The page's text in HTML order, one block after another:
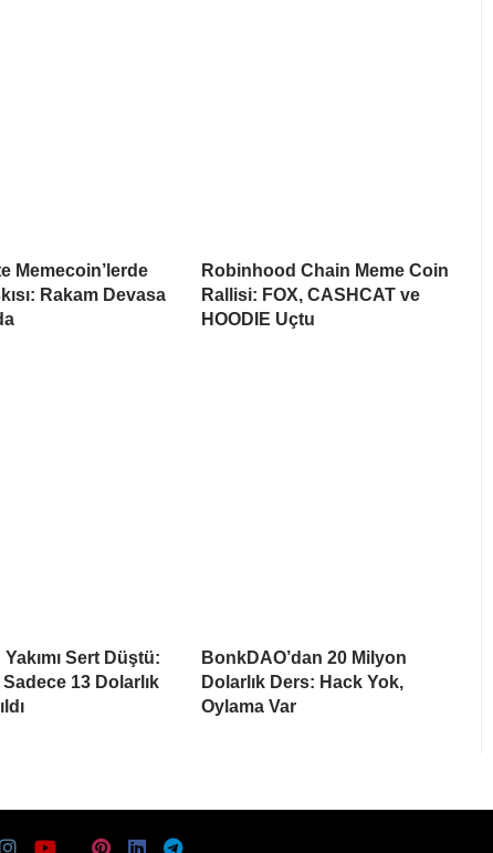
Memecoin’lerde
Rakam Devasa
Robinhood Chain Meme Coin
Rallisi: FOX, CASHCAT ve
HOODIE Uçtu
Sert Düştü:
13 Dolarlık
BonkDAO’dan 20 Milyon
Dolarlık Ders: Hack Yok,
Oylama Var